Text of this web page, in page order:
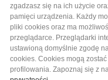
Twoje konto
Informacja o sklepie
zgadzasz się na ich użycie
pamięci urządzenia. Każdy
pliki cookies oraz ma
przeglądarce. Przeglądarki
ustawioną domyślnie zgodę
cookies. Cookies mogą zostać
profilowania. Zapoznaj się z